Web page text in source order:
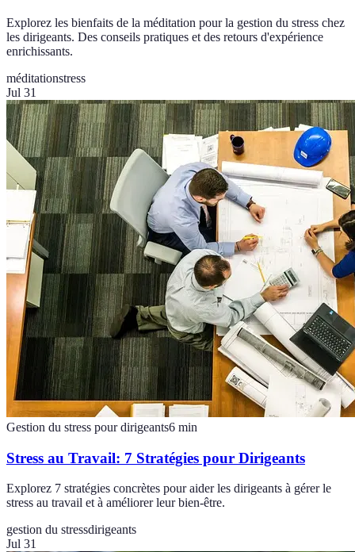
Explorez les bienfaits de la méditation pour la gestion du stress chez
les dirigeants. Des conseils pratiques et des retours d'expérience
enrichissants.
méditationstress
Jul 31
Gestion du stress pour dirigeants6 min
Stress au Travail: 7 Stratégies pour Dirigeants
Explorez 7 stratégies concrètes pour aider les dirigeants à gérer le
stress au travail et à améliorer leur bien-être.
gestion du stressdirigeants
Jul 31